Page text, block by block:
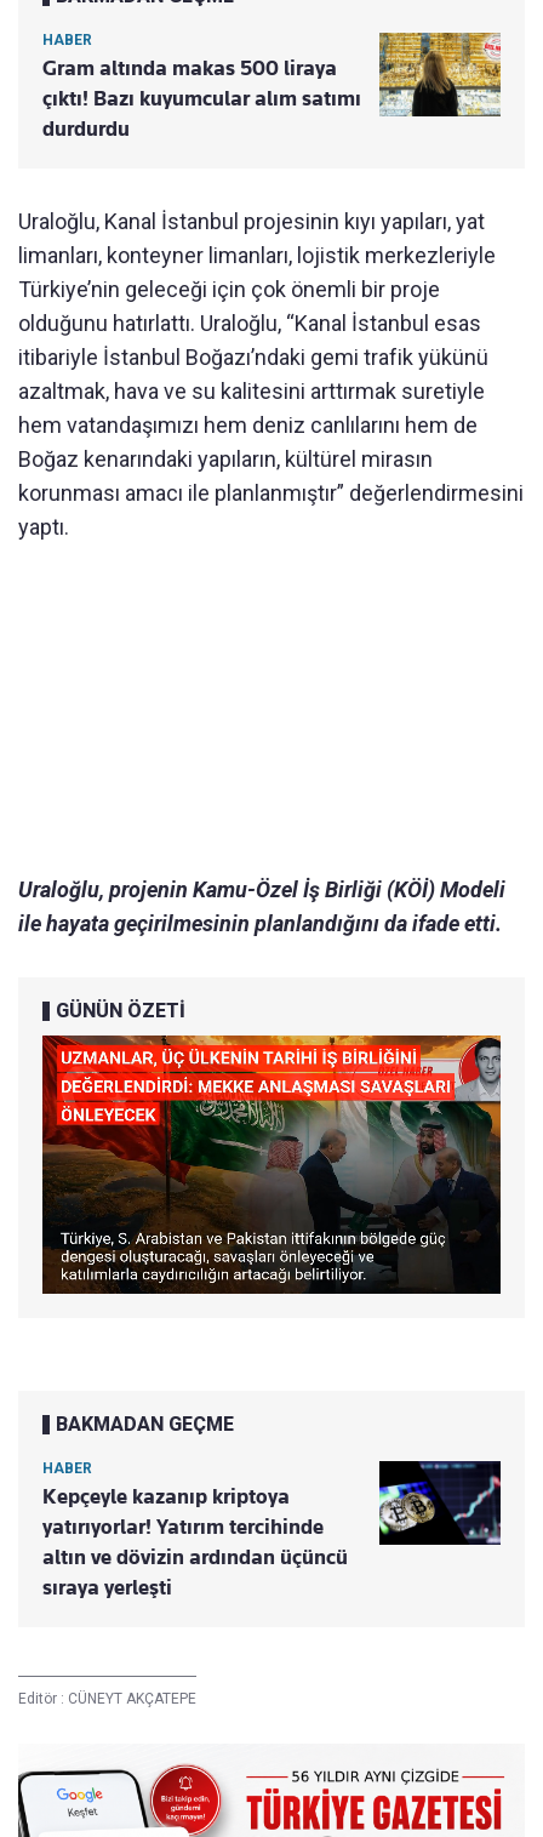
HABER
Gram altında makas 500 liraya
çıktı! Bazı kuyumcular alım satımı
durdurdu
Uraloğlu, Kanal İstanbul projesinin kıyı yapıları, yat
limanları, konteyner limanları, lojistik merkezleriyle
Türkiye’nin geleceği için çok önemli bir proje
olduğunu hatırlattı. Uraloğlu, “Kanal İstanbul esas
itibariyle İstanbul Boğazı’ndaki gemi trafik yükünü
azaltmak, hava ve su kalitesini arttırmak suretiyle
hem vatandaşımızı hem deniz canlılarını hem de
Boğaz kenarındaki yapıların, kültürel mirasın
korunması amacı ile planlanmıştır” değerlendirmesini
yaptı.
Uraloğlu, projenin Kamu-Özel İş Birliği (KÖİ) Modeli
ile hayata geçirilmesinin planlandığını da ifade etti.
GÜNÜN ÖZETİ
BAKMADAN GEÇME
HABER
Kepçeyle kazanıp kriptoya
yatırıyorlar! Yatırım tercihinde
altın ve dövizin ardından üçüncü
sıraya yerleşti
Editör : CÜNEYT AKÇATEPE